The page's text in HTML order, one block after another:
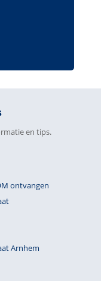
en tips.
ontvangen
Arnhem